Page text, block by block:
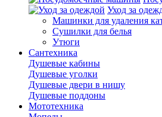
Уход за
Машинки для удаления
Сушилки для белья
Утюги
Сантехника
Душевые кабины
Душевые уголки
Душевые двери в нишу
Душевые поддоны
Мототехника